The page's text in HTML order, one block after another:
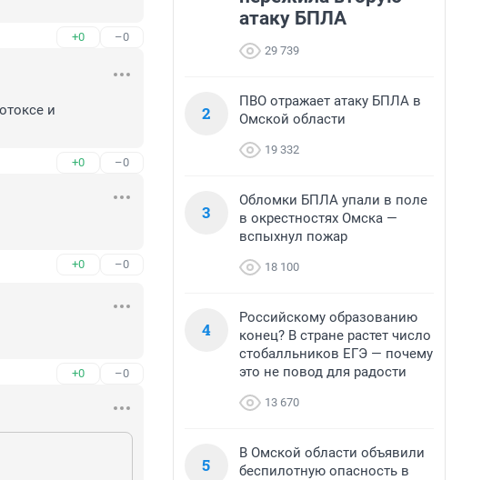
+0 –0
и
+0 –0
+0 –0
+0 –0
атаку БПЛА
29 739
2
ПВО отражает атаку БПЛА в
Омской области
19 332
3
Обломки БПЛА упали в поле
в окрестностях Омска —
вспыхнул пожар
18 100
4
Российскому образованию
конец? В стране растет число
стобалльников ЕГЭ — почему
это не повод для радости
13 670
5
В Омской области объявили
беспилотную опасность в